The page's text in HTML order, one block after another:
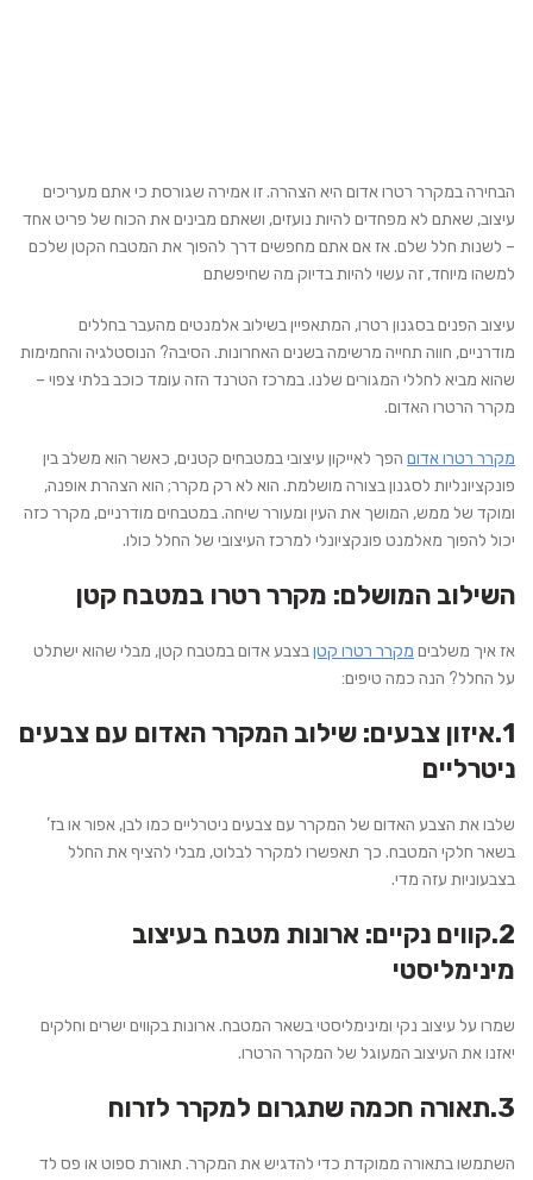
הבחירה במקרר רטרו אדום היא הצהרה. זו אמירה שגורסת כי אתם מעריכים
עיצוב, שאתם לא מפחדים להיות נועזים, ושאתם מבינים את הכוח של פריט אחד
– לשנות חלל שלם. אז אם אתם מחפשים דרך להפוך את המטבח הקטן שלכם
למשהו מיוחד, זה עשוי להיות בדיוק מה שחיפשתם
עיצוב הפנים בסגנון רטרו, המתאפיין בשילוב אלמנטים מהעבר בחללים
מודרניים, חווה תחייה מרשימה בשנים האחרונות. הסיבה? הנוסטלגיה והחמימות
שהוא מביא לחללי המגורים שלנו. במרכז הטרנד הזה עומד כוכב בלתי צפוי –
מקרר הרטרו האדום.
מקרר רטרו אדום הפך לאייקון עיצובי במטבחים קטנים, כאשר הוא משלב בין
פונקציונליות לסגנון בצורה מושלמת. הוא לא רק מקרר; הוא הצהרת אופנה,
ומוקד של ממש, המושך את העין ומעורר שיחה. במטבחים מודרניים, מקרר כזה
יכול להפוך מאלמנט פונקציונלי למרכז העיצובי של החלל כולו.
השילוב המושלם: מקרר רטרו במטבח קטן
אז איך משלבים מקרר רטרו קטןבצבע אדום במטבח קטן, מבלי שהוא ישתלט
על החלל? הנה כמה טיפים:
1.איזון צבעים: שילוב המקרר האדום עם צבעים
ניטרליים
שלבו את הצבע האדום של המקרר עם צבעים ניטרליים כמו לבן, אפור או בז’
בשאר חלקי המטבח. כך תאפשרו למקרר לבלוט, מבלי להציף את החלל
בצבעוניות עזה מדי.
2.קווים נקיים: ארונות מטבח בעיצוב
מינימליסטי
שמרו על עיצוב נקי ומינימליסטי בשאר המטבח. ארונות בקווים ישרים וחלקים
יאזנו את העיצוב המעוגל של המקרר הרטרו.
3.תאורה חכמה שתגרום למקרר לזרוח
השתמשו בתאורה ממוקדת כדי להדגיש את המקרר. תאורת ספוט או פס לד